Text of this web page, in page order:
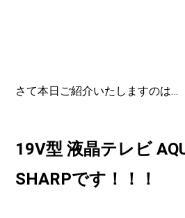
さて本日ご紹介いたしますのは…
19V型 液晶テレビ
SHARPです！！！